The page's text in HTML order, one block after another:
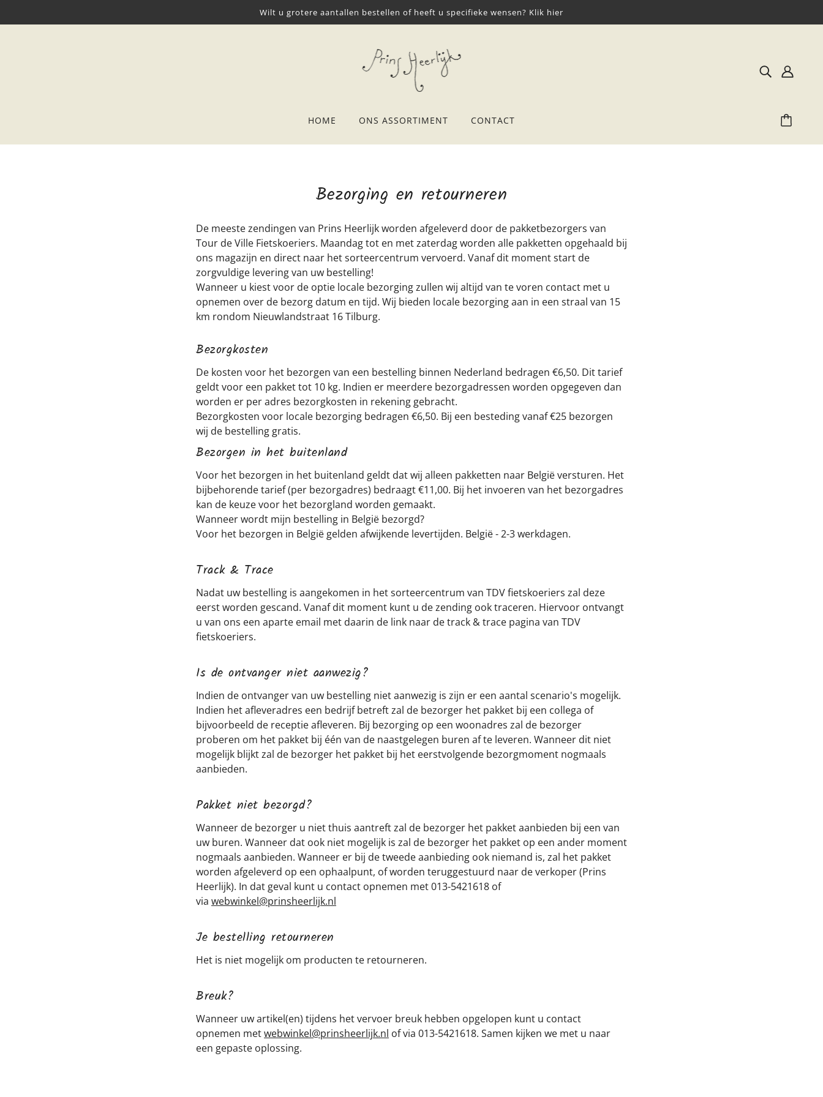
Wilt u grotere aantallen bestellen of heeft u specifieke wensen? Klik hier
HOME ONS ASSORTIMENT CONTACT
Bezorging en retourneren
De meeste zendingen van Prins Heerlijk worden afgeleverd door de pakketbezorgers van
Tour de Ville Fietskoeriers. Maandag tot en met zaterdag worden alle pakketten opgehaald bij
ons magazijn en direct naar het sorteercentrum vervoerd. Vanaf dit moment start de
zorgvuldige levering van uw bestelling!
Wanneer u kiest voor de optie locale bezorging zullen wij altijd van te voren contact met u
opnemen over de bezorg datum en tijd. Wij bieden locale bezorging aan in een straal van 15
km rondom Nieuwlandstraat 16 Tilburg.
Bezorgkosten
De kosten voor het bezorgen van een bestelling binnen Nederland bedragen €6,50. Dit tarief
geldt voor een pakket tot 10 kg. Indien er meerdere bezorgadressen worden opgegeven dan
worden er per adres bezorgkosten in rekening gebracht.
Bezorgkosten voor locale bezorging bedragen €6,50. Bij een besteding vanaf €25 bezorgen
wij de bestelling gratis.
Bezorgen in het buitenland
Voor het bezorgen in het buitenland geldt dat wij alleen pakketten naar België versturen. Het
bijbehorende tarief (per bezorgadres) bedraagt €11,00. Bij het invoeren van het bezorgadres
kan de keuze voor het bezorgland worden gemaakt.
Wanneer wordt mijn bestelling in België bezorgd?
Voor het bezorgen in België gelden afwijkende levertijden. België - 2-3 werkdagen.
Track & Trace
Nadat uw bestelling is aangekomen in het sorteercentrum van TDV fietskoeriers zal deze
eerst worden gescand. Vanaf dit moment kunt u de zending ook traceren. Hiervoor ontvangt
u van ons een aparte email met daarin de link naar de track & trace pagina van TDV
fietskoeriers.
Is de ontvanger niet aanwezig?
Indien de ontvanger van uw bestelling niet aanwezig is zijn er een aantal scenario's mogelijk.
Indien het afleveradres een bedrijf betreft zal de bezorger het pakket bij een collega of
bijvoorbeeld de receptie afleveren. Bij bezorging op een woonadres zal de bezorger
proberen om het pakket bij één van de naastgelegen buren af te leveren. Wanneer dit niet
mogelijk blijkt zal de bezorger het pakket bij het eerstvolgende bezorgmoment nogmaals
aanbieden.
Pakket niet bezorgd?
Wanneer de bezorger u niet thuis aantreft zal de bezorger het pakket aanbieden bij een van
uw buren. Wanneer dat ook niet mogelijk is zal de bezorger het pakket op een ander moment
nogmaals aanbieden. Wanneer er bij de tweede aanbieding ook niemand is, zal het pakket
worden afgeleverd op een ophaalpunt, of worden teruggestuurd naar de verkoper (Prins
Heerlijk). In dat geval kunt u contact opnemen met 013-5421618 of
via webwinkel@prinsheerlijk.nl
Je bestelling retourneren
Het is niet mogelijk om producten te retourneren.
Breuk?
Wanneer uw artikel(en) tijdens het vervoer breuk hebben opgelopen kunt u contact
opnemen metwebwinkel@prinsheerlijk.nl of via 013-5421618. Samen kijken we met u naar
een gepaste oplossing.